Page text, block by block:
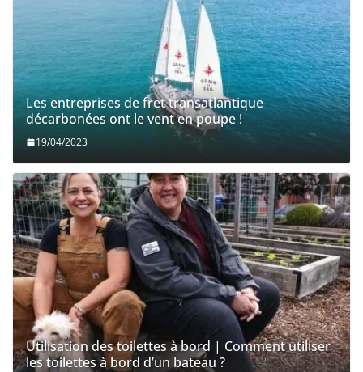
Les entreprises de fret transatlantique
décarbonées ont le vent en poupe !
19/04/2023
Utilisation des toilettes à bord | Comment utiliser
les toilettes à bord d’un bateau ?